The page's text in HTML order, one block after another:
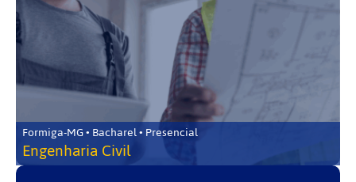
Formiga-MG • Bacharel • Presencial
Engenharia Civil